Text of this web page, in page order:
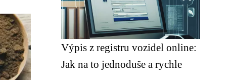
Výpis z registru vozidel online:
Jak na to jednoduše a rychle